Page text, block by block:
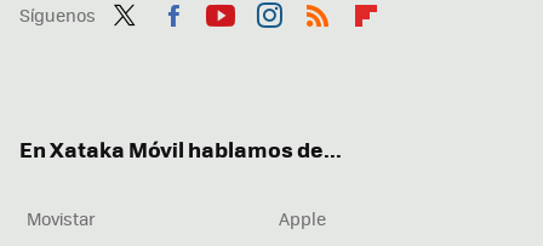
Síguenos
En Xataka Móvil hablamos de...
Movistar
Apple